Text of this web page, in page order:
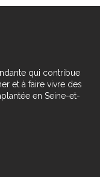
qui contribue
et à faire vivre des
en Seine-et-